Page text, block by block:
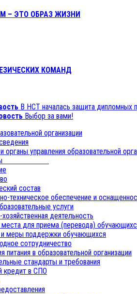
– ЭТО ОБРАЗ ЖИЗНИ
КОМАНД
В НСТ началась защита дипломных
Выбор за вами!
организации
органы управления образовательной
состав
техническое обеспечение и
услуги
деятельность
места для приема (перевода)
и меры поддержки обучающихся
сотрудничество
питания в образовательной организации
стандарты и требования
кредит в СПО